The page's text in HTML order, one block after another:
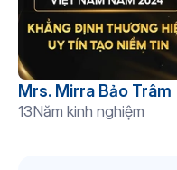
Mrs. Mirra Bảo Trâm
13Năm kinh nghiệm